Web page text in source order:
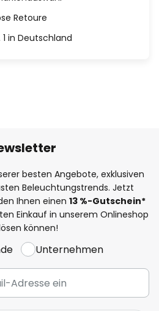
Retoure
1 in Deutschland
besten Angebote, exklusiven
Beleuchtungstrends. Jetzt
Ihnen einen 13 %-Gutschein*
Einkauf in unserem Onlineshop
können!
Unternehmen